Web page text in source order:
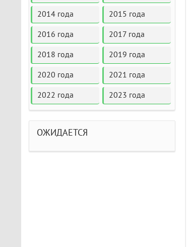
2014 года 2015 года
2016 года 2017 года
2018 года 2019 года
2020 года 2021 года
2022 года 2023 года
ОЖИДАЕТСЯ